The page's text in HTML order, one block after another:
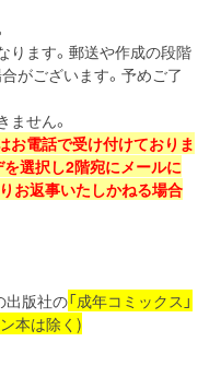
ります。郵送や作成の段階
がございます。予めご了
せん。
お電話で受け付けておりま
選択し2階宛にメールに
お返事いたしかねる場合
出版社の「成年コミックス」
本は除く)